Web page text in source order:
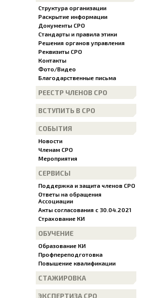
Структура организации
Раскрытие информации
Документы СРО
Стандарты и правила этики
Решения органов управления
Реквизиты СРО
Контакты
Фото/Видео
Благодарственные письма
РЕЕСТР ЧЛЕНОВ СРО
ВСТУПИТЬ В СРО
СОБЫТИЯ
Новости
Членам СРО
Мероприятия
СЕРВИСЫ
Поддержка и защита членов СРО
Ответы на обращения
Ассоциации
Акты согласования с 30.04.2021
Страхование КИ
ОБУЧЕНИЕ
Образование КИ
Профпереподготовка
Повышение квалификации
СТАЖИРОВКА
ЭКСПЕРТИЗА СРО